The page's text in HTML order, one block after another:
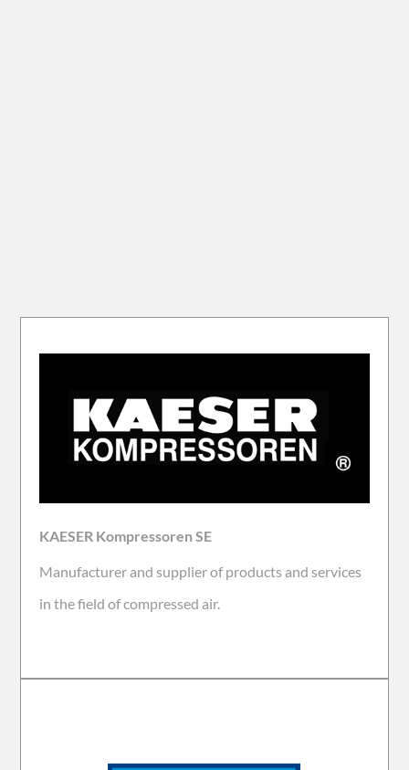
KAESER Kompressoren SE
Manufacturer and supplier of products and services
in the field of compressed air.